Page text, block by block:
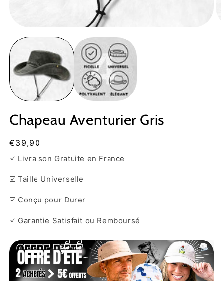
média
1
dans
une
fenêtre
modale
Chapeau Aventurier Gris
Prix
habituel
€39,90
☑️ Livraison Gratuite en France
☑️ Taille Universelle
☑️ Conçu pour Durer
☑️ Garantie Satisfait ou Remboursé